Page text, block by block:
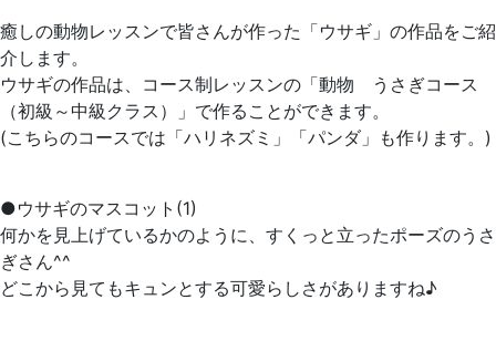
癒しの動物レッスンで皆さんが作った「ウサギ」の作品をご紹
介します。
ウサギの作品は、コース制レッスンの「動物 うさぎコース
（初級～中級クラス）」で作ることができます。
(こちらのコースでは「ハリネズミ」「パンダ」も作ります。)
●ウサギのマスコット(1)
何かを見上げているかのように、すくっと立ったポーズのうさ
ぎさん^^
どこから見てもキュンとする可愛らしさがありますね♪